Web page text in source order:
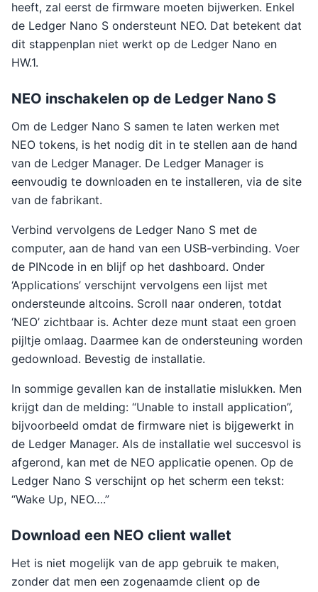
heeft, zal eerst de firmware moeten bijwerken. Enkel
de Ledger Nano S ondersteunt NEO. Dat betekent dat
dit stappenplan niet werkt op de Ledger Nano en
HW.1.
NEO inschakelen op de Ledger Nano S
Om de Ledger Nano S samen te laten werken met
NEO tokens, is het nodig dit in te stellen aan de hand
van de Ledger Manager. De Ledger Manager is
eenvoudig te downloaden en te installeren, via de site
van de fabrikant.
Verbind vervolgens de Ledger Nano S met de
computer, aan de hand van een USB-verbinding. Voer
de PINcode in en blijf op het dashboard. Onder
‘Applications’ verschijnt vervolgens een lijst met
ondersteunde altcoins. Scroll naar onderen, totdat
‘NEO’ zichtbaar is. Achter deze munt staat een groen
pijltje omlaag. Daarmee kan de ondersteuning worden
gedownload. Bevestig de installatie.
In sommige gevallen kan de installatie mislukken. Men
krijgt dan de melding: “Unable to install application”,
bijvoorbeeld omdat de firmware niet is bijgewerkt in
de Ledger Manager. Als de installatie wel succesvol is
afgerond, kan met de NEO applicatie openen. Op de
Ledger Nano S verschijnt op het scherm een tekst:
“Wake Up, NEO….”
Download een NEO client wallet
Het is niet mogelijk van de app gebruik te maken,
zonder dat men een zogenaamde client op de